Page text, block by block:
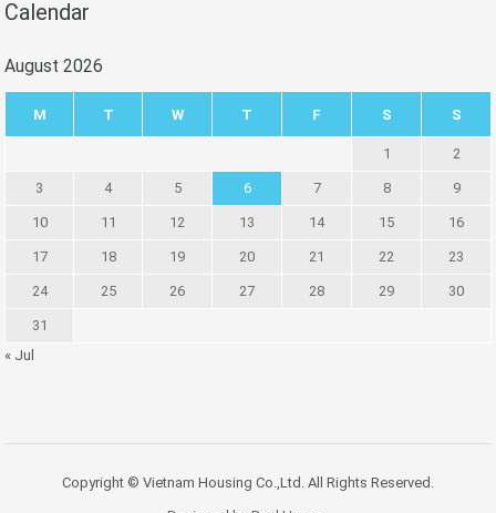
Calendar
August 2026
M T W T F S S
1 2
3 4 5 6 7 8 9
10 11 12 13 14 15 16
17 18 19 20 21 22 23
24 25 26 27 28 29 30
31
« Jul
Copyright © Vietnam Housing Co.,Ltd. All Rights Reserved.